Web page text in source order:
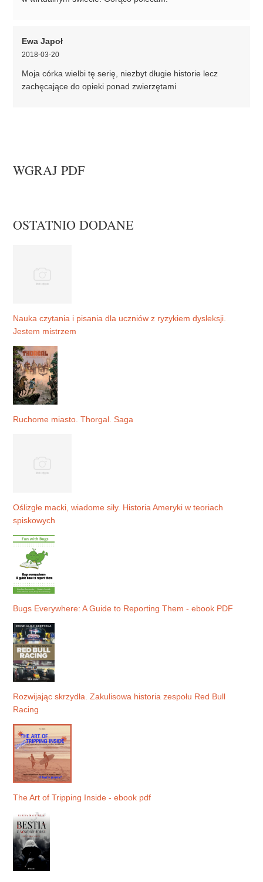
Ewa Japoł
2018-03-20
Moja córka wielbi tę serię, niezbyt długie historie lecz
zachęcające do opieki ponad zwierzętami
WGRAJ PDF
OSTATNIO DODANE
Nauka czytania i pisania dla uczniów z ryzykiem dysleksji.
Jestem mistrzem
Ruchome miasto. Thorgal. Saga
Oślizgłe macki, wiadome siły. Historia Ameryki w teoriach
spiskowych
Bugs Everywhere: A Guide to Reporting Them - ebook PDF
Rozwijając skrzydła. Zakulisowa historia zespołu Red Bull
Racing
The Art of Tripping Inside - ebook pdf